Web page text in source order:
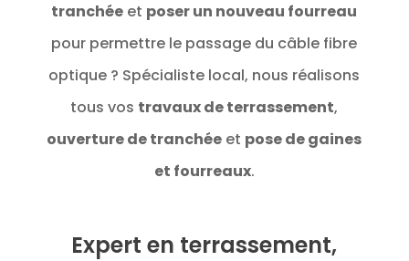
tranchée et poser un nouveau fourreau
pour permettre le passage du câble fibre
optique ? Spécialiste local, nous réalisons
tous vos travaux de terrassement,
ouverture de tranchée et pose de gaines
et fourreaux.
Expert en terrassement,